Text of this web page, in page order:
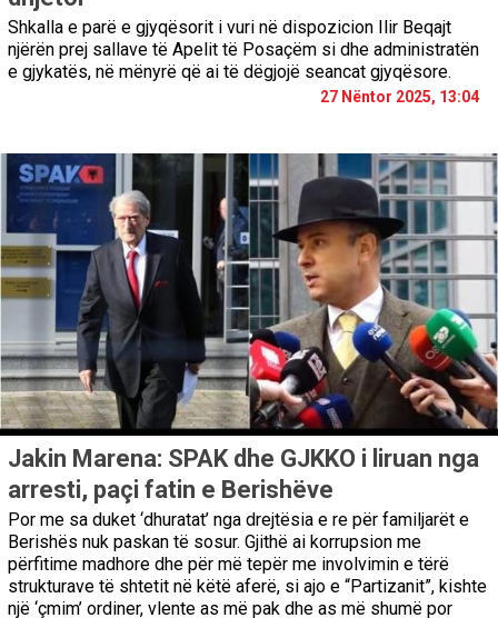
Shkalla e parë e gjyqësorit i vuri në dispozicion Ilir Beqajt
njërën prej sallave të Apelit të Posaçëm si dhe administratën
e gjykatës, në mënyrë që ai të dëgjojë seancat gjyqësore.
27 Nëntor 2025, 13:04
Jakin Marena: SPAK dhe GJKKO i liruan nga
arresti, paçi fatin e Berishëve
Por me sa duket ‘dhuratat’ nga drejtësia e re për familjarët e
Berishës nuk paskan të sosur. Gjithë ai korrupsion me
përfitime madhore dhe për më tepër me involvimin e tërë
strukturave të shtetit në këtë aferë, si ajo e “Partizanit”, kishte
një ‘çmim’ ordiner, vlente as më pak dhe as më shumë por